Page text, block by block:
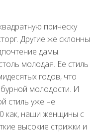
прическу
Другие же склонны
дамы.
молодая. Ее стиль
годов, что
молодости. И
стиль уже не
как, наши женщины с
высокие стрижки и